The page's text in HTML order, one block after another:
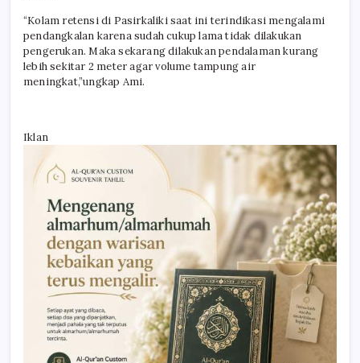
“Kolam retensi di Pasirkaliki saat ini terindikasi mengalami
pendangkalan karena sudah cukup lama tidak dilakukan
pengerukan. Maka sekarang dilakukan pendalaman kurang
lebih sekitar 2 meter agar volume tampung air
meningkat,”ungkap Ami.
Iklan